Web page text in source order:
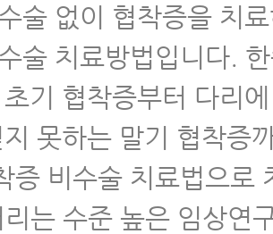
술 없이 협착증을 치
술 치료방법입니다.
기 협착증부터 다리
못하는 말기 협착증
증 비수술 치료법으로
는 수준 높은 임상연